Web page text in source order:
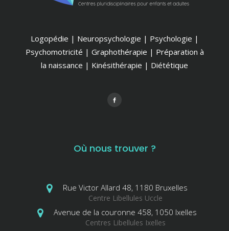
Logopédie | Neuropsychologie | Psychologie |
Psychomotricité | Graphothérapie | Préparation à
la naissance | Kinésithérapie | Diététique
Où nous trouver ?
Rue Victor Allard 48, 1180 Bruxelles
Centre Libellules Uccle
Avenue de la couronne 458, 1050 Ixelles
Centres Libellules Ixelles